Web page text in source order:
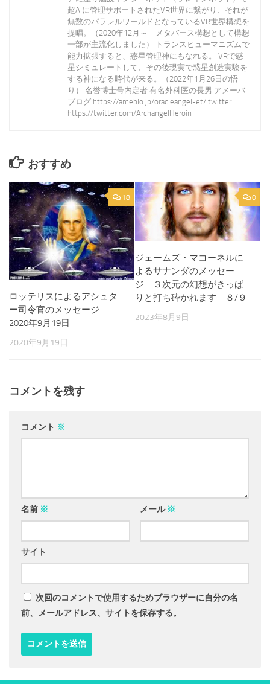
超AIに管理サポートされたVR世界に繋がり、それが
無数のパラレルワールドとなっているVR世界構想を
提唱。（2020年12月～ メタバース構想として構想
一部が主流化しました） トランスヒューマニズムで
能力拡張すると、惑星管理神にもなれる。 VRで惑
星シミュレートして、その後現実で惑星創造実験を
する神になる時代が来る。（2022年1月26日の悟
り） 名誉博士号内定者 有名外科医の長男 アメーバ
ブログ https://ameblo.jp/oracleangel-et/ twitter
https://twitter.com/ArchangelHeroin
おすすめ
18
ロッテリスによるアシュタ
ー司令官のメッセージ
2020年9月19日
2020年9月19日
0
ジェームズ・マコーネルに
よるサナンダのメッセー
ジ ３次元の幻想がきっぱ
りと打ち砕かれます ８/９
2023年8月9日
コメントを残す
コメント ※
名前 ※ メール ※
サイト
次回のコメントで使用するためブラウザーに自分の名
前、メールアドレス、サイトを保存する。